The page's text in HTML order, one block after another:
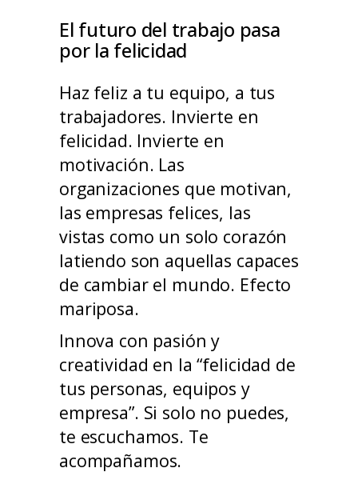
El futuro del trabajo pasa
por la felicidad
Haz feliz a tu equipo, a tus
trabajadores. Invierte en
felicidad. Invierte en
motivación. Las
organizaciones que motivan,
las empresas felices, las
vistas como un solo corazón
latiendo son aquellas capaces
de cambiar el mundo. Efecto
mariposa.
Innova con pasión y
creatividad en la “felicidad de
tus personas, equipos y
empresa”. Si solo no puedes,
te escuchamos. Te
acompañamos.